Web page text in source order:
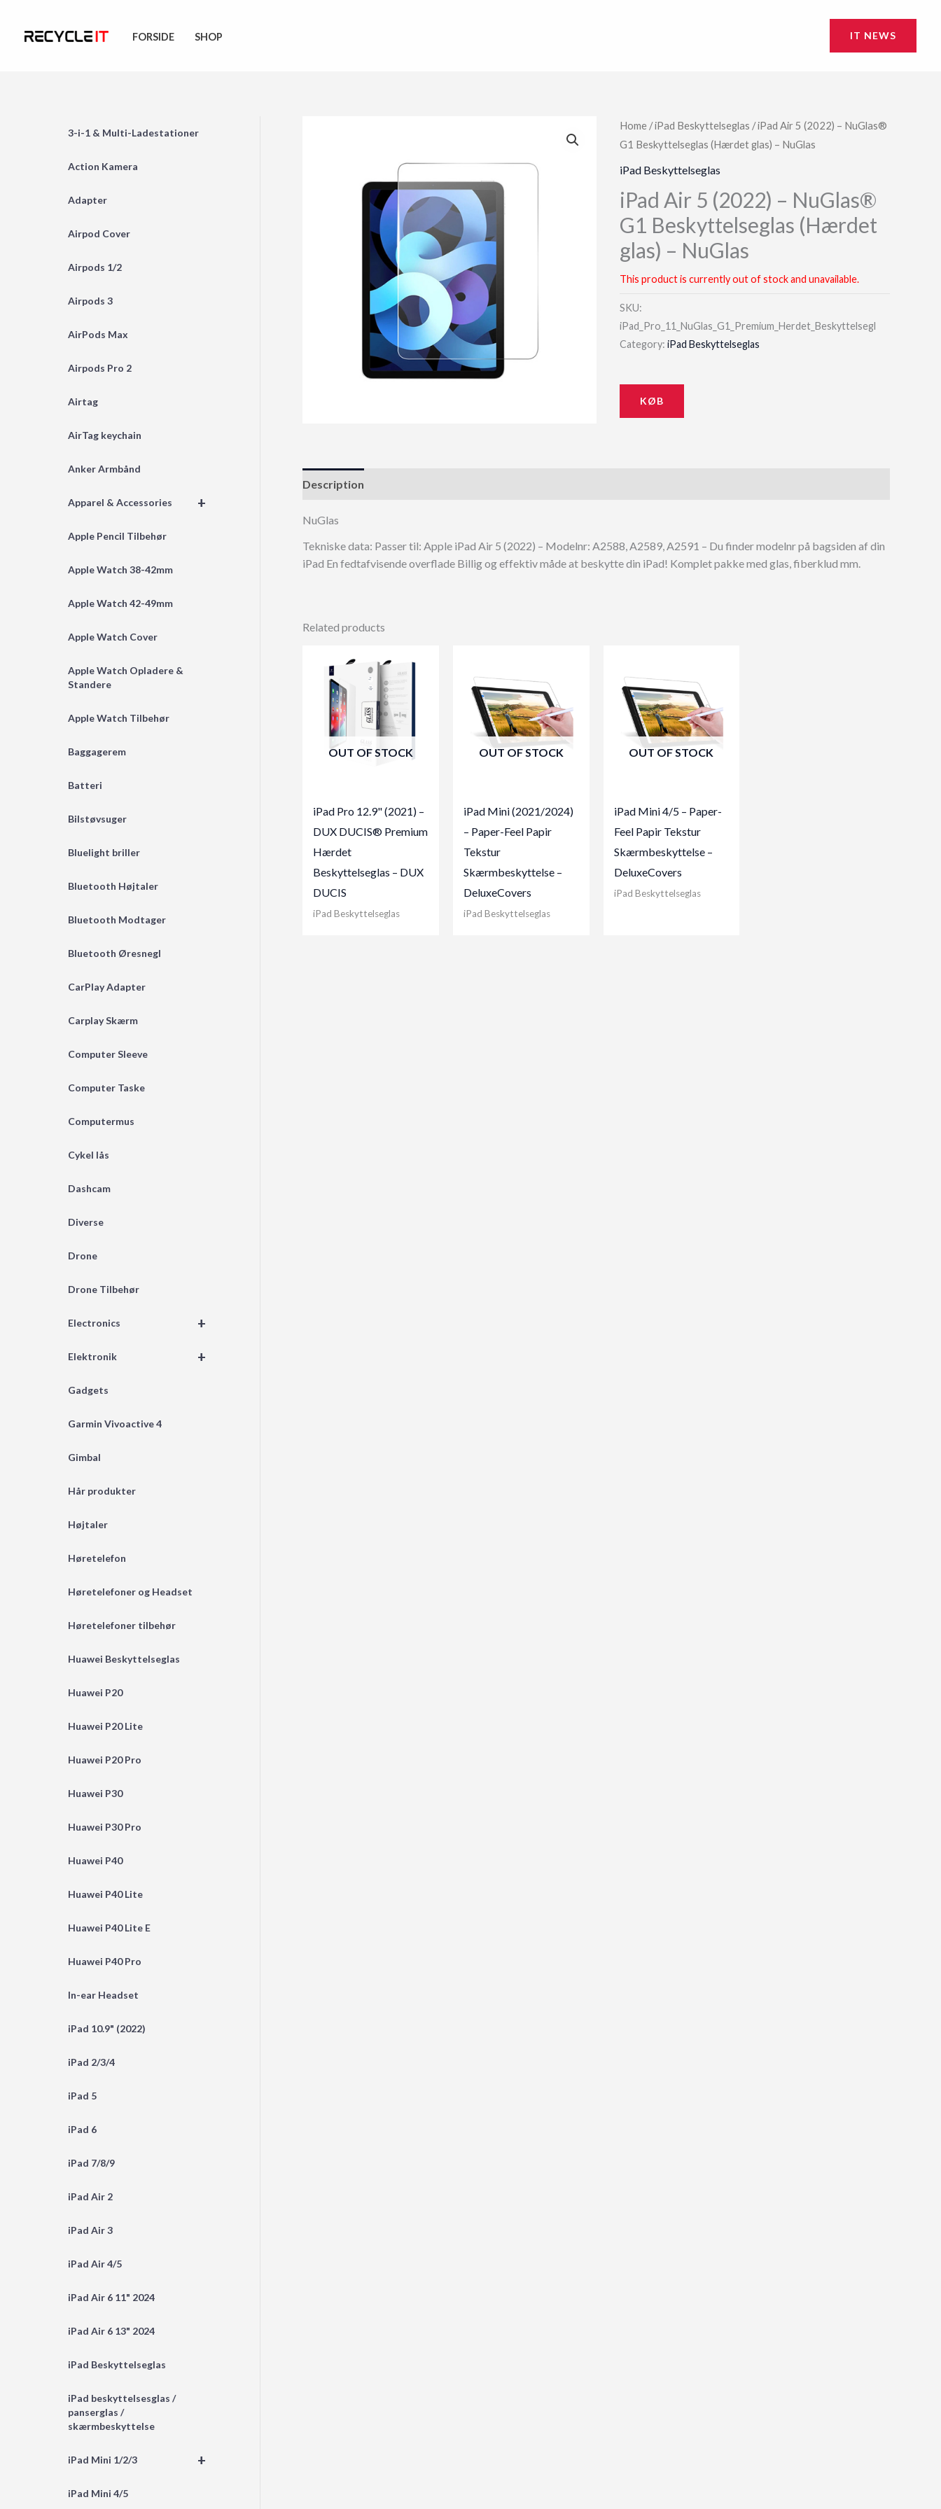
FORSIDE SHOP IT NEWS
3-i-1 & Multi-Ladestationer
Action Kamera
Adapter
Airpod Cover
Airpods 1/2
Airpods 3
AirPods Max
Airpods Pro 2
Airtag
AirTag keychain
Anker Armbånd
+
Apparel & Accessories
Apple Pencil Tilbehør
Apple Watch 38-42mm
Apple Watch 42-49mm
Apple Watch Cover
Apple Watch Opladere &
Standere
Apple Watch Tilbehør
Baggagerem
Batteri
Bilstøvsuger
Bluelight briller
Bluetooth Højtaler
Bluetooth Modtager
Bluetooth Øresnegl
CarPlay Adapter
Carplay Skærm
Computer Sleeve
Computer Taske
Computermus
Cykel lås
Dashcam
Diverse
Drone
Drone Tilbehør
+
Electronics
+
Elektronik
Gadgets
Garmin Vivoactive 4
Gimbal
Hår produkter
Højtaler
Høretelefon
Høretelefoner og Headset
Høretelefoner tilbehør
Huawei Beskyttelseglas
Huawei P20
Huawei P20 Lite
Huawei P20 Pro
Huawei P30
Huawei P30 Pro
Huawei P40
Huawei P40 Lite
Huawei P40 Lite E
Huawei P40 Pro
In-ear Headset
iPad 10.9" (2022)
iPad 2/3/4
iPad 5
iPad 6
iPad 7/8/9
iPad Air 2
iPad Air 3
iPad Air 4/5
iPad Air 6 11" 2024
iPad Air 6 13" 2024
iPad Beskyttelseglas
iPad beskyttelsesglas /
panserglas /
skærmbeskyttelse
+
iPad Mini 1/2/3
iPad Mini 4/5
Home /iPad Beskyttelseglas / iPad Air 5 (2022) – NuGlas®
G1 Beskyttelseglas (Hærdet glas) – NuGlas
iPad Beskyttelseglas
iPad Air 5 (2022) – NuGlas®
G1 Beskyttelseglas (Hærdet
glas) – NuGlas
This product is currently out of stock and unavailable.
SKU:
iPad_Pro_11_NuGlas_G1_Premium_Herdet_Beskyttelsegl
Category:iPad Beskyttelseglas
KØB
Description
NuGlas
Tekniske data: Passer til: Apple iPad Air 5 (2022) – Modelnr: A2588, A2589, A2591 – Du finder modelnr på bagsiden af din
iPad En fedtafvisende overflade Billig og effektiv måde at beskytte din iPad! Komplet pakke med glas, fiberklud mm.
Related products
OUT OF STOCK
iPad Pro 12.9" (2021) –
DUX DUCIS® Premium
Hærdet
Beskyttelseglas – DUX
DUCIS
iPad Beskyttelseglas
OUT OF STOCK
iPad Mini (2021/2024)
– Paper-Feel Papir
Tekstur
Skærmbeskyttelse –
DeluxeCovers
iPad Beskyttelseglas
OUT OF STOCK
iPad Mini 4/5 – Paper-
Feel Papir Tekstur
Skærmbeskyttelse –
DeluxeCovers
iPad Beskyttelseglas